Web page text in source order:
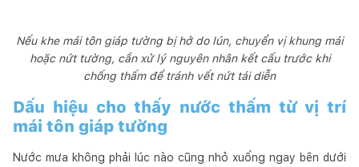
Nếu khe mái tôn giáp tường bị hở do lún, chuyển vị khung mái
hoặc nứt tường, cần xử lý nguyên nhân kết cấu trước khi
chống thấm để tránh vết nứt tái diễn
Dấu hiệu cho thấy nước thấm từ vị trí
mái tôn giáp tường
Nước mưa không phải lúc nào cũng nhỏ xuống ngay bên dưới